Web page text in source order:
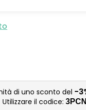
di uno sconto del -
Utilizzare il codice: